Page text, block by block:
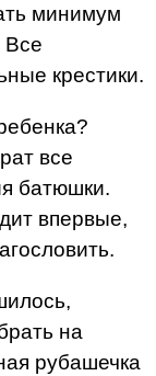
минимум
Все
крестики.
все
батюшки.
впервые,
на
рубашечка